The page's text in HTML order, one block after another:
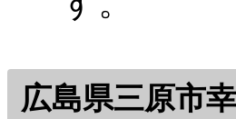
広島県三原市